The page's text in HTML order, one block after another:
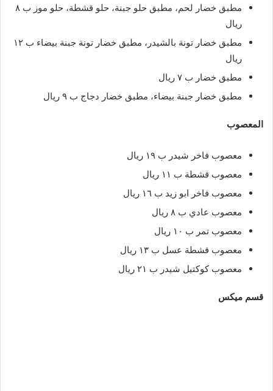
مطبق خضار لحم، مطبق حلو جبنة، حلو قشطة، حلو موز ب ٨
ريال
مطبق خضار تونة بالشيدر، مطبق خضار تونة جبنة بيضاء ب ١٢
ريال
مطبق خضار ب ٧ ريال
مطبق خضار جبنة بيضاء، مطبق خضار دجاج ب ٩ ريال
المعصوب
معصوب فاخر شيدر ب ١٩ ريال
معصوب قشطة ب ١١ ريال
معصوب فاخر ابو زيد ب ١٦ ريال
معصوب عادي ب ٨ ريال
معصوب تمر ب ١٠ ريال
معصوب قشطة عسل ب ١٣ ريال
معصوب كوكتيل شيدر ب ٢١ ريال
قسم ميكس